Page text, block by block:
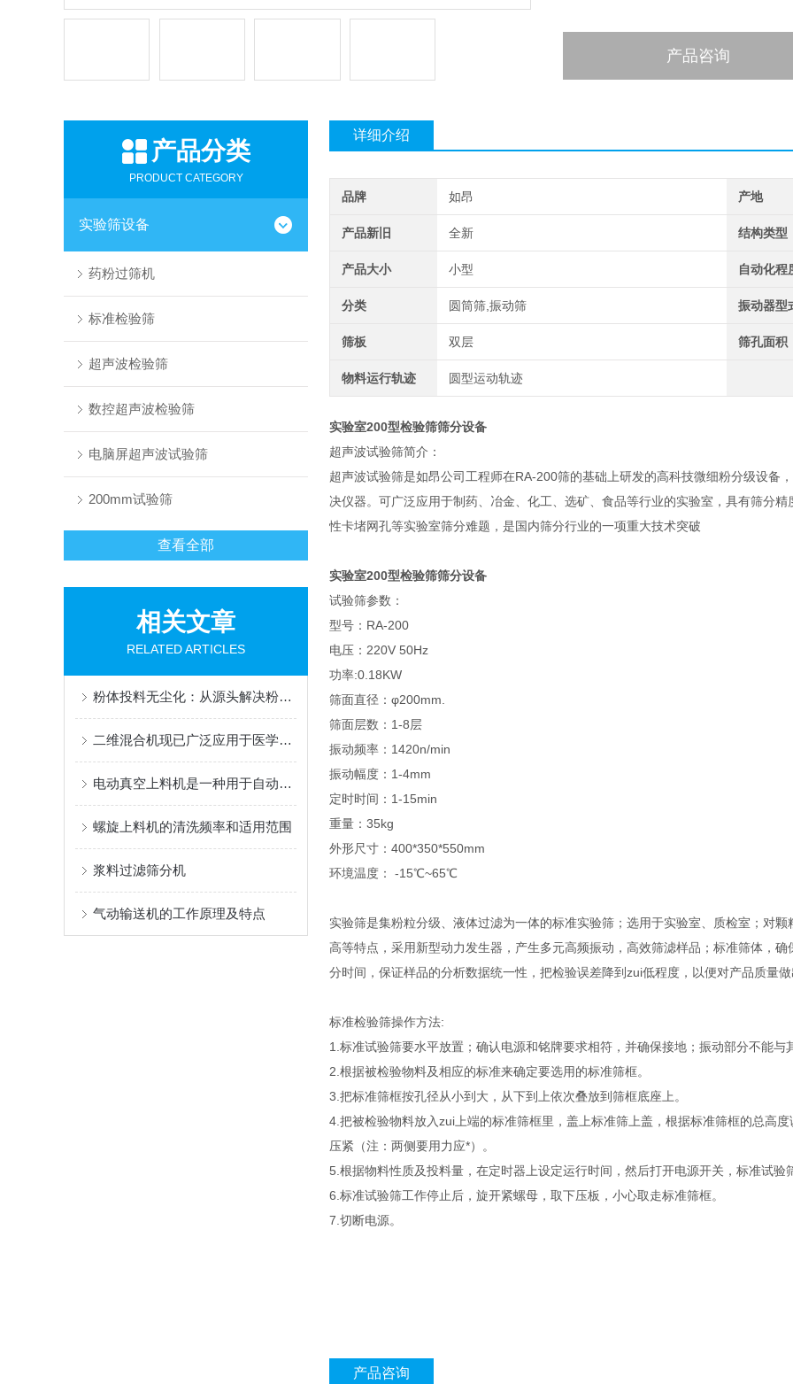
产品咨询
产品分类
PRODUCT CATEGORY
实验筛设备
药粉过筛机
标准检验筛
超声波检验筛
数控超声波检验筛
电脑屏超声波试验筛
200mm试验筛
查看全部
相关文章
RELATED ARTICLES
粉体投料无尘化：从源头解决粉尘污染的核心设备
二维混合机现已广泛应用于医学、农药等行业
电动真空上料机是一种用于自动上料的设备
螺旋上料机的清洗频率和适用范围
浆料过滤筛分机
气动输送机的工作原理及特点
详细介绍
品牌 如昂 产地
产品新旧 全新 结构类型
产品大小 小型 自动化程
分类 圆筒筛,振动筛 振动器型
筛板 双层 筛孔面积
物料运行轨迹 圆型运动轨迹
实验室200型检验筛筛分设备
超声波试验筛简介：
超声波试验筛是如昂公司工程师在RA-200筛的基础上研发的高科技微细粉分级设备
决仪器。可广泛应用于制药、冶金、化工、选矿、食品等行业的实验室，具有筛分
性卡堵网孔等实验室筛分难题，是国内筛分行业的一项重大技术突破
实验室200型检验筛筛分设备
试验筛参数：
型号：RA-200
电压：220V 50Hz
功率:0.18KW
筛面直径：φ200mm.
筛面层数：1-8层
振动频率：1420n/min
振动幅度：1-4mm
定时时间：1-15min
重量：35kg
外形尺寸：400*350*550mm
环境温度： -15℃~65℃
实验筛是集粉粒分级、液体过滤为一体的标准实验筛；选用于实验室、质检室；对
高等特点，采用新型动力发生器，产生多元高频振动，高效筛滤样品；标准筛体，
分时间，保证样品的分析数据统一性，把检验误差降到zui低程度，以便对产品质量
标准检验筛操作方法:
1.标准试验筛要水平放置；确认电源和铭牌要求相符，并确保接地；振动部分不能与
2.根据被检验物料及相应的标准来确定要选用的标准筛框。
3.把标准筛框按孔径从小到大，从下到上依次叠放到筛框底座上。
4.把被检验物料放入zui上端的标准筛框里，盖上标准筛上盖，根据标准筛框的总高
压紧（注：两侧要用力应*）。
5.根据物料性质及投料量，在定时器上设定运行时间，然后打开电源开关，标准试验
6.标准试验筛工作停止后，旋开紧螺母，取下压板，小心取走标准筛框。
7.切断电源。
产品咨询